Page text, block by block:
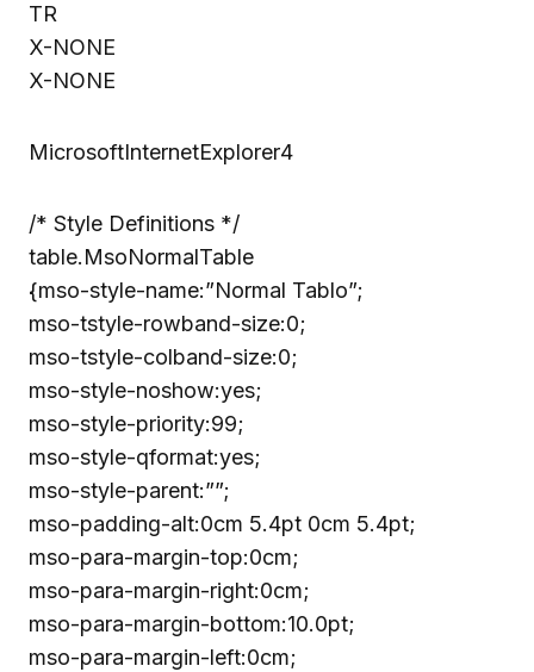
TR
X-NONE
X-NONE
MicrosoftInternetExplorer4
/* Style Definitions */
table.MsoNormalTable
{mso-style-name:”Normal Tablo”;
mso-tstyle-rowband-size:0;
mso-tstyle-colband-size:0;
mso-style-noshow:yes;
mso-style-priority:99;
mso-style-qformat:yes;
mso-style-parent:””;
mso-padding-alt:0cm 5.4pt 0cm 5.4pt;
mso-para-margin-top:0cm;
mso-para-margin-right:0cm;
mso-para-margin-bottom:10.0pt;
mso-para-margin-left:0cm;